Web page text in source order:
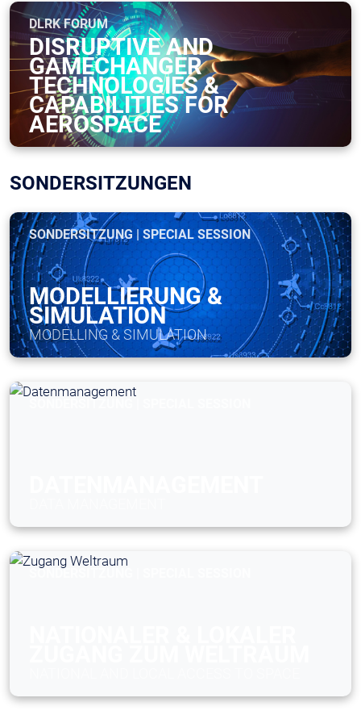
DLRK FORUM
DISRUPTIVE AND
GAMECHANGER
TECHNOLOGIES &
CAPABILITIES FOR
AEROSPACE
SONDERSITZUNGEN
SONDERSITZUNG | SPECIAL SESSION
MODELLIERUNG &
SIMULATION
MODELLING & SIMULATION
SONDERSITZUNG | SPECIAL SESSION
SONDERSITZUNG | SPECIAL SESSION